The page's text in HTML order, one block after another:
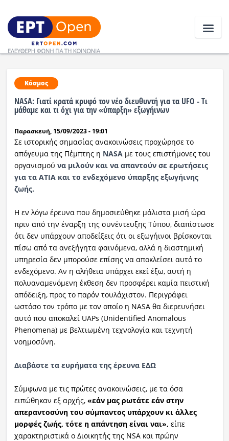
Ειδήσεις
Ελλάδα
Κοινωνία
Πολιτική
Οικονομία
Κόσμος
Ραδιόφωνο LIVE
Εκπομπές
Πολιτισμός
Κόσμος
NASA: Γιατί κρατά κρυφό τον νέο διευθυντή για τα UFO - Τι
μάθαμε και τι όχι για την «ύπαρξη» εξωγήινων
Παρασκευή, 15/09/2023 - 19:01
Σε ιστορικής σημασίας ανακοινώσεις προχώρησε το
απόγευμα της Πέμπτης η NASA με τους επιστήμονες του
οργανισμού να μιλούν και να απαντούν σε ερωτήσεις
για τα ΑΤΙΑ και το ενδεχόμενο ύπαρξης εξωγήινης
ζωής.
Η εν λόγω έρευνα που δημοσιεύθηκε μάλιστα μισή ώρα
πριν από την έναρξη της συνέντευξης Τύπου, διαπίστωσε
ότι δεν υπάρχουν αποδείξεις ότι οι εξωγήινοι βρίσκονται
πίσω από τα ανεξήγητα φαινόμενα, αλλά η διαστημική
υπηρεσία δεν μπορούσε επίσης να αποκλείσει αυτό το
ενδεχόμενο. Αν η αλήθεια υπάρχει εκεί έξω, αυτή η
πολυαναμενόμενη έκθεση δεν προσφέρει καμία πειστική
απόδειξη, προς το παρόν τουλάχιστον. Περιγράφει
ωστόσο τον τρόπο με τον οποίο η NASA θα διερευνήσει
αυτό που αποκαλεί UAPs (Unidentified Anomalous
Phenomena) με βελτιωμένη τεχνολογία και τεχνητή
νοημοσύνη.
Διαβάστε τα ευρήματα της έρευνα ΕΔΩ
Σύμφωνα με τις πρώτες ανακοινώσεις, με τα όσα
ειπώθηκαν εξ αρχής, «εάν μας ρωτάτε εάν στην
απεραντοσύνη του σύμπαντος υπάρχουν κι άλλες
μορφές ζωής, τότε η απάντηση είναι ναι», είπε
χαρακτηριστικά ο Διοικητής της NSA και πρώην